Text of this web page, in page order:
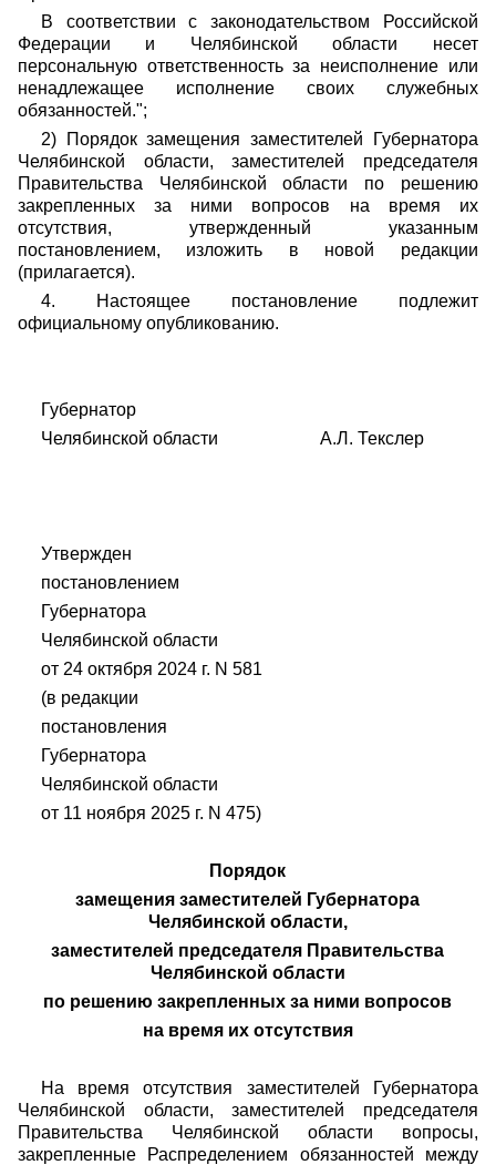
В соответствии с законодательством Российской
Федерации и Челябинской области несет
персональную ответственность за неисполнение или
ненадлежащее исполнение своих служебных
обязанностей.";
2) Порядок замещения заместителей Губернатора
Челябинской области, заместителей председателя
Правительства Челябинской области по решению
закрепленных за ними вопросов на время их
отсутствия, утвержденный указанным
постановлением, изложить в новой редакции
(прилагается).
4. Настоящее постановление подлежит
официальному опубликованию.
Губернатор
Челябинской области А.Л. Текслер
Утвержден
постановлением
Губернатора
Челябинской области
от 24 октября 2024 г. N 581
(в редакции
постановления
Губернатора
Челябинской области
от 11 ноября 2025 г. N 475)
Порядок
замещения заместителей Губернатора
Челябинской области,
заместителей председателя Правительства
Челябинской области
по решению закрепленных за ними вопросов
на время их отсутствия
На время отсутствия заместителей Губернатора
Челябинской области, заместителей председателя
Правительства Челябинской области вопросы,
закрепленные Распределением обязанностей между